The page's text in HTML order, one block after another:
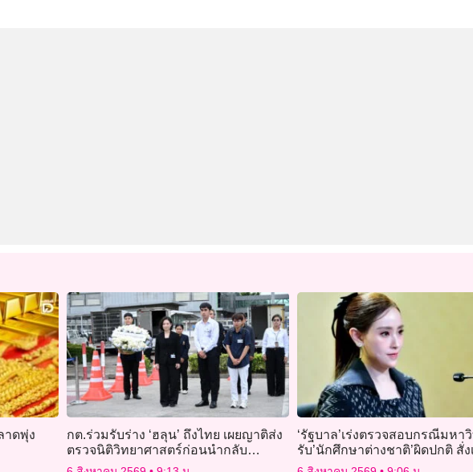
าดพุ่ง
กต.ร่วมรับร่าง ‘ฮลุน’ ถึงไทย เผยญาติส่ง
ตรวจนิติวิทยาศาสตร์ก่อนนำกลับ
กาฬสินธุ์
‘รัฐบาล’เร่งตรวจสอบกรณีมหา
รับ’นักศึกษาต่างชาติ’ผิดปกติ สั่ง
หลักสูตร’ และเส้นทางขอวีซ่า